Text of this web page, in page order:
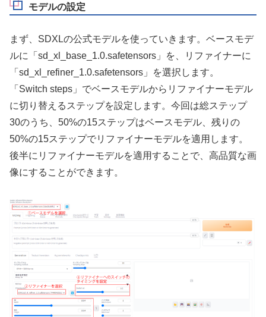
モデルの設定
まず、SDXLの公式モデルを使っていきます。ベースモデ
ルに「sd_xl_base_1.0.safetensors」を、リファイナーに
「sd_xl_refiner_1.0.safetensors」を選択します。
「Switch steps」でベースモデルからリファイナーモデル
に切り替えるステップを設定します。今回は総ステップ
30のうち、50%の15ステップはベースモデル、残りの
50%の15ステップでリファイナーモデルを適用します。
後半にリファイナーモデルを適用することで、高品質な画
像にすることができます。